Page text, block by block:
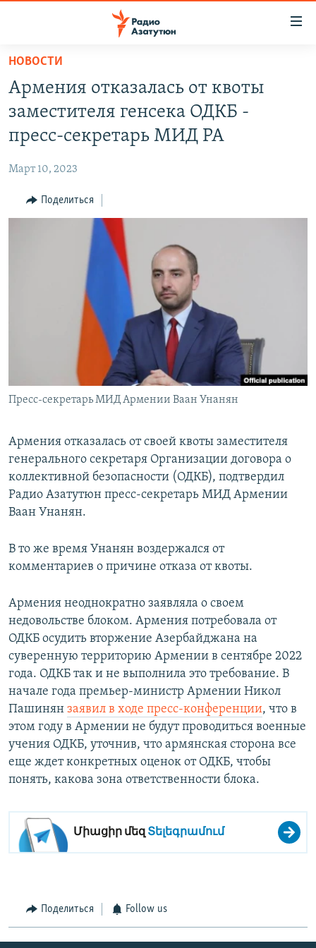
Перейти
основному
содержанию
основной
навигации
Перейти
НОВОСТИ
ЭКОНОМИКА
РЕГИОН
НАГОРНЫЙ КАРАБАХ
Русский
НОВОСТИ
Армения отказалась от квоты
заместителя генсека ОДКБ -
пресс-секретарь МИД РА
Март 10, 2023
Поделиться
Пресс-секретарь МИД Армении Ваан Унанян
Армения отказалась от своей квоты заместителя
генерального секретаря Организации договора о
коллективной безопасности (ОДКБ), подтвердил
Радио Азатутюн пресс-секретарь МИД Армении
Ваан Унанян.
В то же время Унанян воздержался от
комментариев о причине отказа от квоты.
Армения неоднократно заявляла о своем
недовольстве блоком. Армения потребовала от
ОДКБ осудить вторжение Азербайджана на
суверенную территорию Армении в сентябре 2022
года. ОДКБ так и не выполнила это требование. В
начале года премьер-министр Армении Никол
Пашинян заявил в ходе пресс-конференции, что в
этом году в Армении не будут проводиться военные
учения ОДКБ, уточнив, что армянская сторона все
еще ждет конкретных оценок от ОДКБ, чтобы
понять, какова зона ответственности блока.
Միացիր մեզ Տելեգրամում
Поделиться Follow us